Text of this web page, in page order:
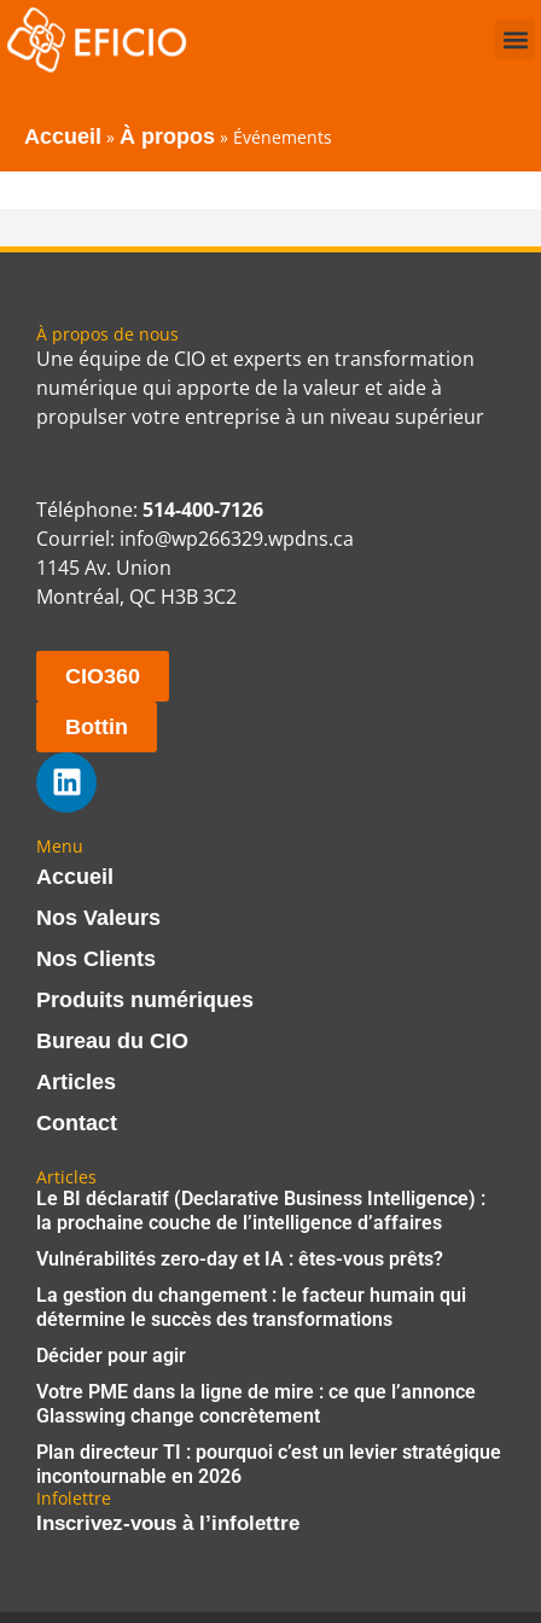
Accueil » À propos » Événements
À propos de nous
Une équipe de CIO et experts en transformation
numérique qui apporte de la valeur et aide à
propulser votre entreprise à un niveau supérieur
Téléphone: 514-400-7126
Courriel: info@wp266329.wpdns.ca
1145 Av. Union
Montréal, QC H3B 3C2
CIO360
Bottin
Menu
Accueil
Nos Valeurs
Nos Clients
Produits numériques
Bureau du CIO
Articles
Contact
Articles
Le BI déclaratif (Declarative Business Intelligence) :
la prochaine couche de l’intelligence d’affaires
Vulnérabilités zero-day et IA : êtes-vous prêts?
La gestion du changement : le facteur humain qui
détermine le succès des transformations
Décider pour agir
Votre PME dans la ligne de mire : ce que l’annonce
Glasswing change concrètement
Plan directeur TI : pourquoi c’est un levier stratégique
incontournable en 2026
Infolettre
Inscrivez-vous à l’infolettre